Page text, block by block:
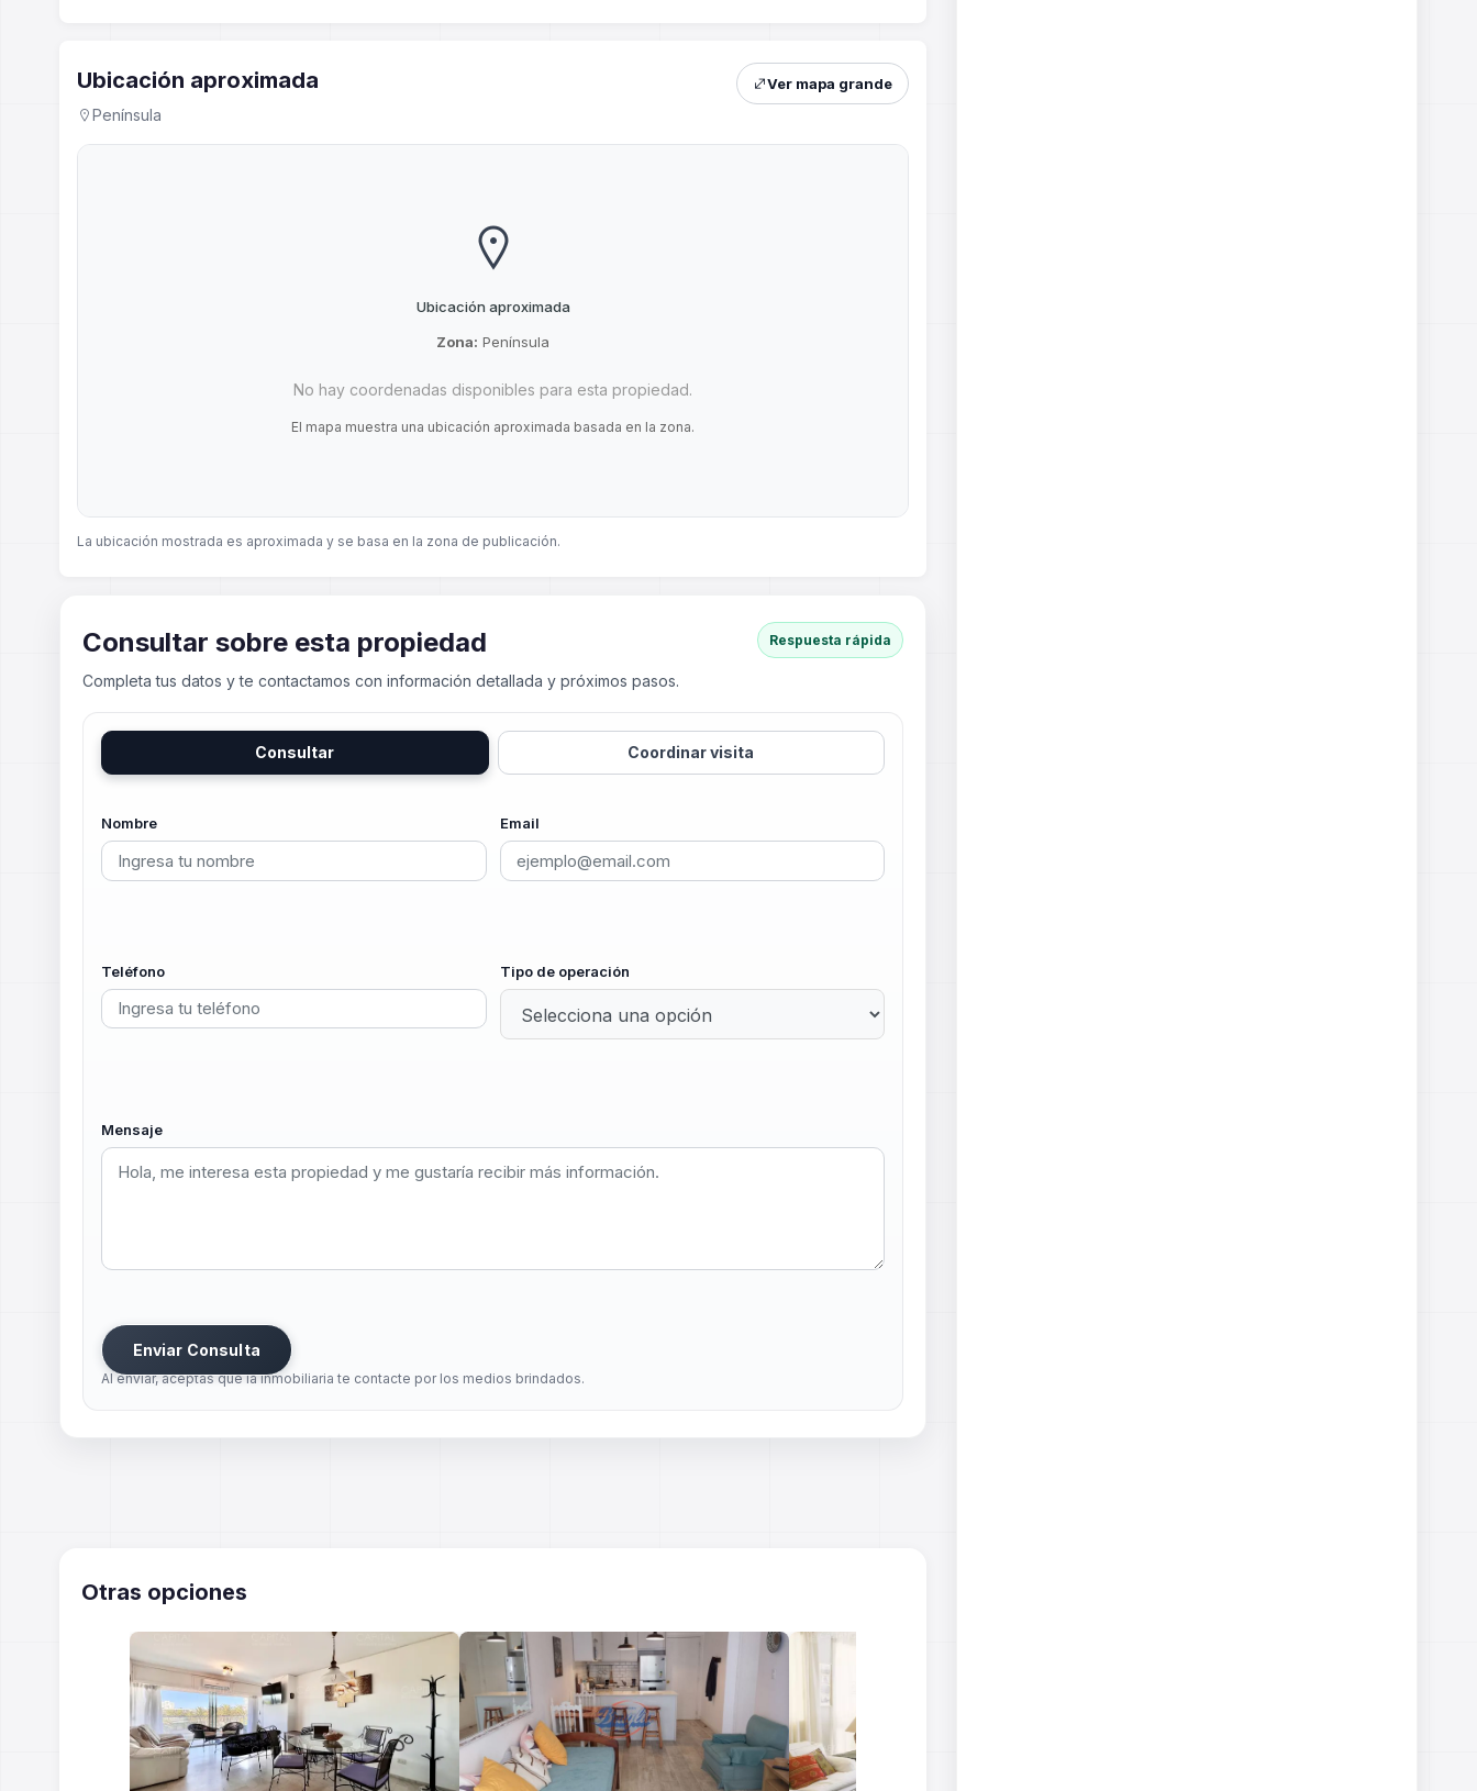
Ubicación aproximada
Península
Ver mapa grande
Ubicación aproximada
Zona: Península
No hay coordenadas disponibles para esta propiedad.
El mapa muestra una ubicación aproximada basada en la zona.
La ubicación mostrada es aproximada y se basa en la zona de publicación.
Consultar sobre esta propiedad
Completa tus datos y te contactamos con información detallada y próximos pasos.
Respuesta rápida
Consultar Coordinar visita
Nombre Email
Teléfono Tipo de operación
Mensaje
Enviar Consulta
Al enviar, aceptas que la inmobiliaria te contacte por los medios brindados.
Otras opciones